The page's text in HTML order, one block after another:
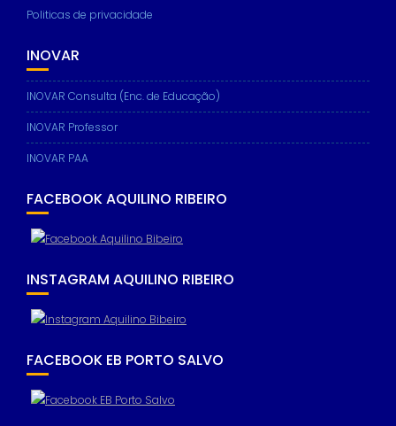
Politicas de privacidade
INOVAR
INOVAR Consulta (Enc. de Educação)
INOVAR Professor
INOVAR PAA
FACEBOOK AQUILINO RIBEIRO
INSTAGRAM AQUILINO RIBEIRO
FACEBOOK EB PORTO SALVO